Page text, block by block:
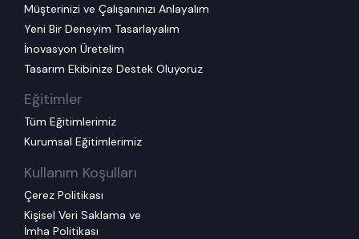
Müşterinizi ve Çalışanınızı Anlayalım
Yeni Bir Deneyim Tasarlayalım
İnovasyon Üretelim
Tasarım Ekibinize Destek Oluyoruz
Eğitimler
Tüm Eğitimlerimiz
Kurumsal Eğitimlerimiz
Kullanım Koşulları
Çerez Politikası
Kişisel Veri Saklama ve
İmha Politikası